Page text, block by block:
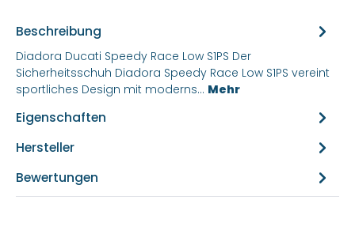
Beschreibung
Diadora Ducati Speedy Race Low S1PS Der
Sicherheitsschuh Diadora Speedy Race Low S1PS vereint
sportliches Design mit moderns… Mehr
Eigenschaften
Hersteller
Bewertungen